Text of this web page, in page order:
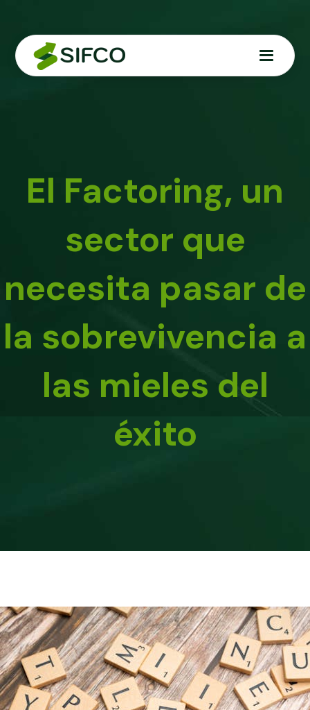
El Factoring, un
sector que
necesita pasar de
la sobrevivencia a
las mieles del
éxito